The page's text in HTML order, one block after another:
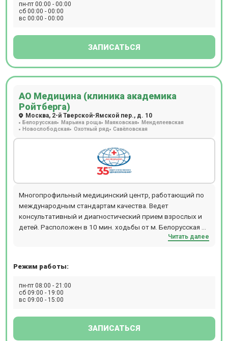
диагностическом отделении можно пройти КТ, МРТ
рентген, разные виды УЗИ, сдать экспресс-анализы
оборудование - аппарат ИВЛ Dixion, LigaSure, PLASMAJET,
Компьютерная томография проводится на томографе
SIEMENS SOMATOM go.Up. Магнитно-резонансная
томография проводится на томографе SIEMENS
MAGNETOM ALTEA 1.5T, рентген - на аппарате GE Brivo XR
575. Стоматологи используют в работе микроскоп Carl
ZEISS, а КТ-снимок зубов можно сделать на томографе
Planmeca ProMax 3D Plus. Косметологи Бест Клиник
используют в работе лазеры CandelaCO2RE и
Lumenis M22. МРТ в клинике на Красносельской работает
пн-пт 00:00 - 00:00
сб 00:00 - 00:00
вс 00:00 - 00:00
ЗАПИСАТЬСЯ
АО Медицина (клиника академика
Ройтберга)
Москва, 2-й Тверской-Ямской пер., д. 10
Белорусская Марьина роща Маяковская Менделеевская
Новослободская Охотный ряд Савёловская
Многопрофильный медицинский центр, работающий по
международным стандартам качества. Ведет
консультативный и диагностический прием взрослых и
детей. Расположен в 10 мин. ходьбы от м. Белорусская и
м. Маяковская. В клинике работают более 100
дом. Новое современное оборудование для проведения
ПЭТ-КТ, бронхоскопии, денситометрии, кольпоскопии,
спирометрии, кардиотокографии (КТГ), реовазографии
мониторирования (по Холтеру).
Читать далее
Режим работы:
пн-пт 08:00 - 21:00
сб 09:00 - 19:00
вс 09:00 - 15:00
ЗАПИСАТЬСЯ